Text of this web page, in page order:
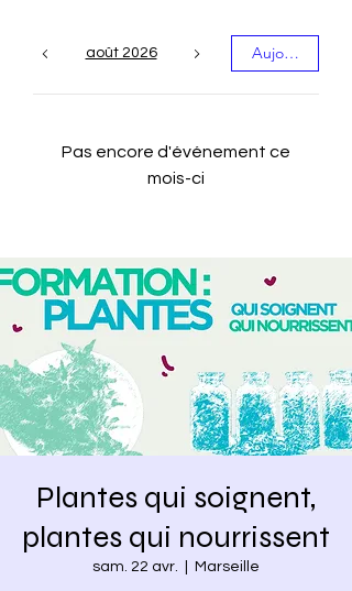
août 2026 Aujourd'hui
Pas encore d'événement ce
mois-ci
Plantes qui soignent,
plantes qui nourrissent
sam. 22 avr. Marseille